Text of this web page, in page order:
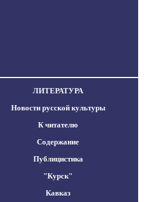
ЛИТЕРАТУРА
Новости русской культуры
К читателю
Содержание
Публицистика
"Курск"
Кавказ